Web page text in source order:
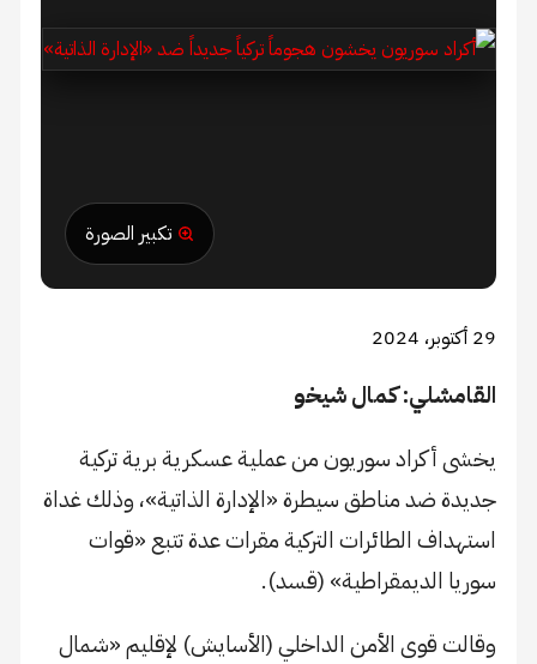
تكبير الصورة
29 أكتوبر، 2024
القامشلي: كمال شيخو
يخشى أكراد سوريون من عملية عسكرية برية تركية
جديدة ضد مناطق سيطرة «الإدارة الذاتية»، وذلك غداة
استهداف الطائرات التركية مقرات عدة تتبع «قوات
سوريا الديمقراطية» (قسد).
وقالت قوى الأمن الداخلي (الأسايش) لإقليم «شمال